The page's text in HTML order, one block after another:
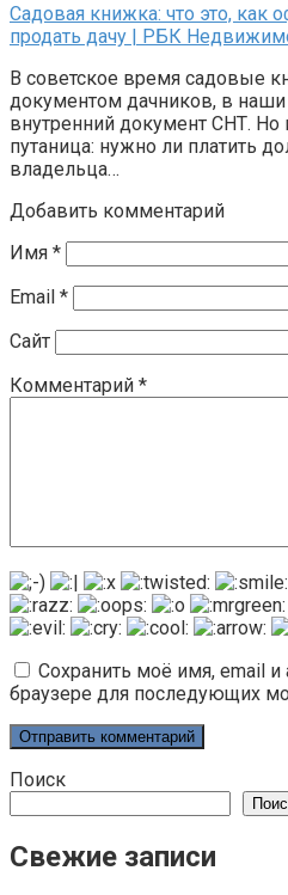
Садовая книжка: что это, как
продать дачу | РБК
В советское время садовые
документом дачников, в наши
внутренний документ СНТ. Но
путаница: нужно ли платить
владельца…
Добавить комментарий
Имя *
Email *
Сайт
Комментарий *
Сохранить моё имя, email и
браузере для последующих
Поиск
Свежие записи